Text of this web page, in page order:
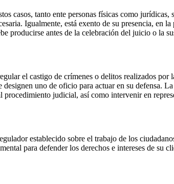
casos, tanto ente personas físicas como
Igualmente, está exento de su presencia,
producirse antes de la celebración del juicio o la
el castigo de crímenes o delitos realizados
designen uno de oficio para actuar en su defensa.
procedimiento judicial, así como intervenir en
establecido sobre el trabajo de los
para defender los derechos e intereses de